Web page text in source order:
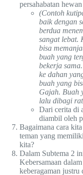
persahabatan
(Contoh
baik dengan
berdua
sangat lebat.
bisa
buah yang
bekerja
ke dahan
buah yang
Gajah. Buah
lalu dibagi
Dari cerita di
diambil oleh
Bagaimana cara
teman yang
kita?
Dalam Subtema 2
Kebersamaan
keberagaman justru